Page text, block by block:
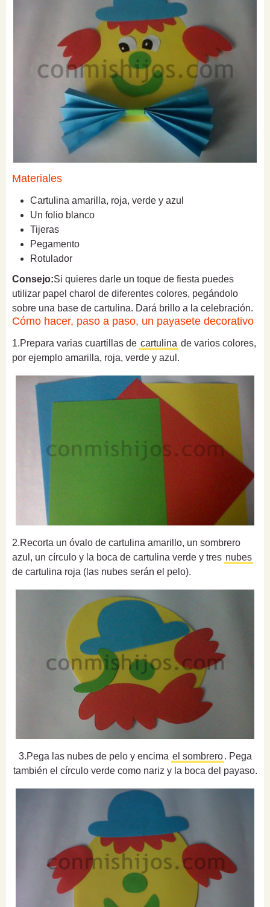
Materiales
Cartulina amarilla, roja, verde y azul
Un folio blanco
Tijeras
Pegamento
Rotulador
Consejo:Si quieres darle un toque de fiesta puedes
utilizar papel charol de diferentes colores, pegándolo
sobre una base de cartulina. Dará brillo a la celebración.
Cómo hacer, paso a paso, un payasete decorativo
1.Prepara varias cuartillas de cartulina de varios colores,
por ejemplo amarilla, roja, verde y azul.
2.Recorta un óvalo de cartulina amarillo, un sombrero
azul, un círculo y la boca de cartulina verde y tres nubes
de cartulina roja (las nubes serán el pelo).
3.Pega las nubes de pelo y encima el sombrero . Pega
también el círculo verde como nariz y la boca del payaso.